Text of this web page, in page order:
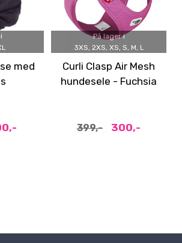
med
På lager i
3XS, 2XS, XS, S, M, L
Curli Clasp Air Mesh
hundesele - Fuchsia
399,- 300,-